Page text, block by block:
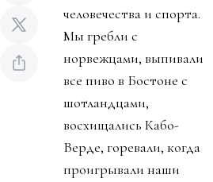
человечества и спорта.
Мы гребли с
норвежцами, выпивали
все пиво в Бостоне с
шотландцами,
восхищались Кабо-
Верде, горевали, когда
проигрывали наши